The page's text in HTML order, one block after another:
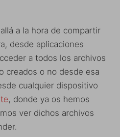
a la hora de compartir
desde aplicaciones
a todos los archivos
creados o no desde esa
cualquier dispositivo
, donde ya os hemos
ver dichos archivos